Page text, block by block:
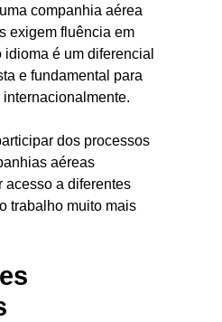
companhia aérea
exigem fluência em
é um diferencial
e fundamental para
dos processos
aéreas
acesso a diferentes
trabalho muito mais